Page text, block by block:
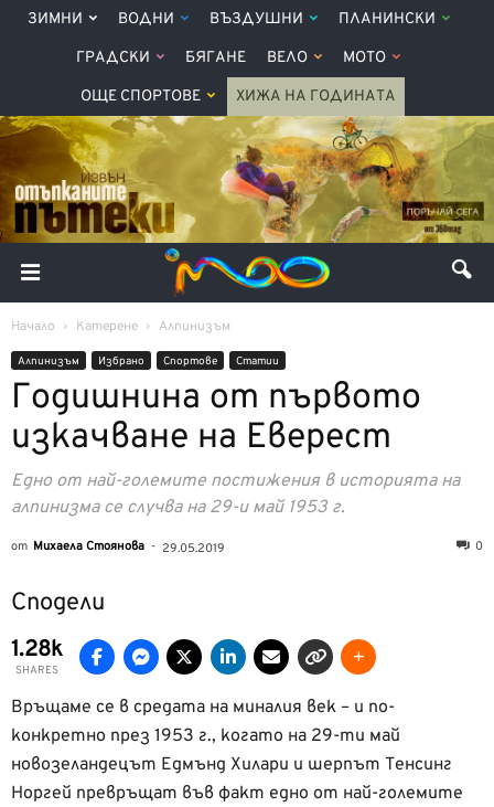
ЗИМНИ ВОДНИ ВЪЗДУШНИ ПЛАНИНСКИ
ГРАДСКИ БЯГАНЕ ВЕЛО МОТО
ОЩЕ СПОРТОВЕ ХИЖА НА ГОДИНАТА
Начало Катерене Алпинизъм
Алпинизъм Избрано Спортове Статии
Годишнина от първото
изкачване на Еверест
Едно от най-големите постижения в историята на
алпинизма се случва на 29-и май 1953 г.
от Михаела Стоянова - 29.05.2019 0
Сподели
1.28k
SHARES
Връщаме се в средата на миналия век – и по-
конкретно през 1953 г., когато на 29-ти май
новозеландецът Едмънд Хилари и шерпът Тенсинг
Норгей превръщат във факт едно от най-големите